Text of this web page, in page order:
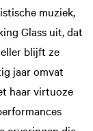
muziek,
Glass uit, dat
blijft ze
jaar omvat
haar virtuoze